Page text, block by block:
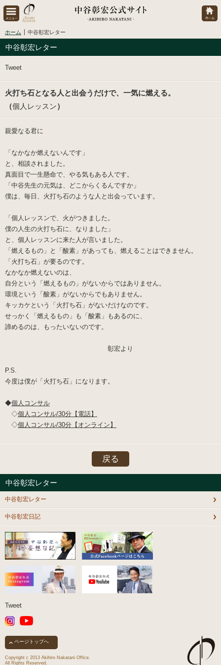
ホーム 中谷彰宏レター
中谷彰宏レター
Tweet
火打ち石となる人と出会うだけで、一気に燃える。
（個人レッスン）
親愛なる君に
「なかなか燃えないんです」
と、相談されました。
真面目で一生懸命で、やる気もある人です。
「中谷先生の元気は、どこからくるんですか」
僕は、毎日、火打ち石のような人と出会っています。
「個人レッスンで、火がつきました。
僕の人生の火打ち石に、なりました」
と、個人レッスンに来た人が言いました。
「燃えるもの」と「酸素」があっても、燃えることはできません。
「火打ち石」が要るのです。
なかなか燃えないのは、
自分という「燃えるもの」がないからではありません。
環境という「酸素」がないからでもありません。
キッカケという「火打ち石」がないだけなのです。
せっかく「燃えるもの」も「酸素」もあるのに、
諦めるのは、もったいないのです。
彰宏より
P.S.
今度は僕が「火打ち石」になります。
◆個人コンサル
◇個人コンサル/30分【電話】
◇個人コンサル/30分【オンライン】
戻る
中谷彰宏レター
中谷彰宏レター
中谷彰宏日記
Tweet
ページトップへ
Copyright c 2013 Akihiro Nakatani Office.
All Rights Reserved.